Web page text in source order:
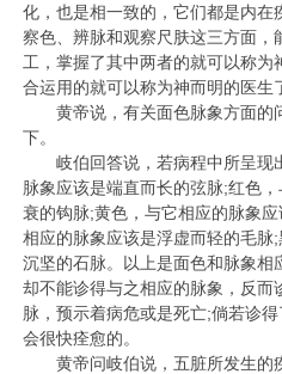
化，也是相一致的，它们都是内
察色、辨脉和观察尺肤这三方面，
工，掌握了其中两者的就可以称
合运用的就可以称为神而明的医生
黄帝说，有关面色脉象方面的
下。
岐伯回答说，若病程中所呈现
脉象应该是端直而长的弦脉;红色
衰的钩脉;黄色，与它相应的脉象
相应的脉象应该是浮虚而轻的毛脉
沉坚的石脉。以上是面色和脉象相
却不能诊得与之相应的脉象，反而
脉，预示着病危或是死亡;倘若诊
会很快痊愈的。
黄帝问岐伯说，五脏所发生的